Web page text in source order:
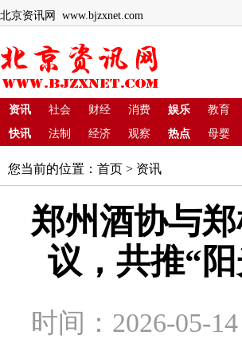
北京资讯网 www.bjzxnet.com
资讯 社会 财经 消费 娱乐 教育
快讯
法制 经济 观察 热点 母婴
您当前的位置： 首页 > 资讯
郑州酒协与
议，共推“
时间：2026-05-